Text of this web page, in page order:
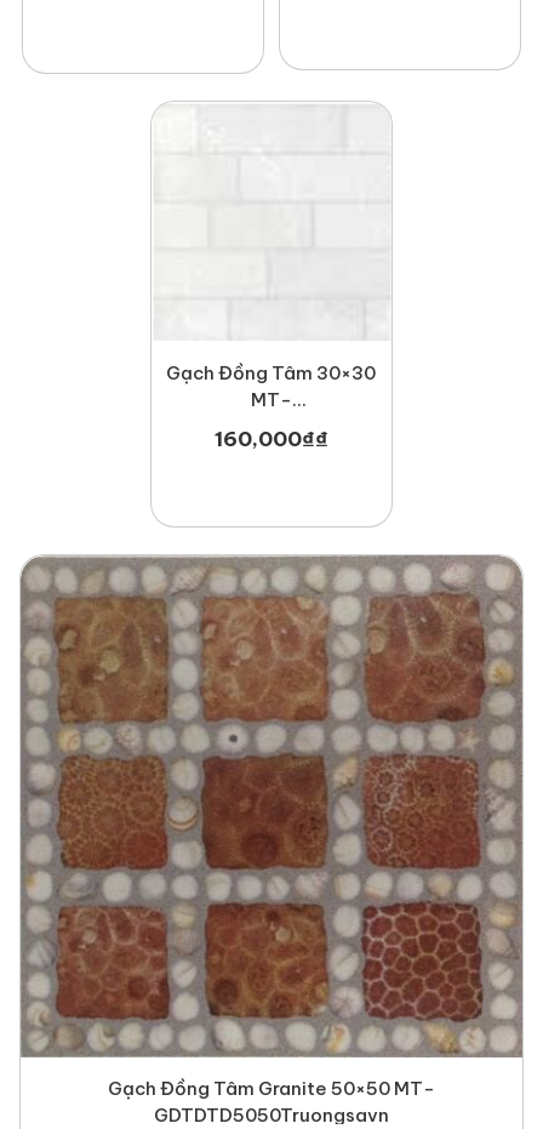
Gạch Đồng Tâm 30×30
MT-
GDT3030Hoada002
160,000₫₫
Gạch Đồng Tâm Granite 50×50 MT-
GDTDTD5050Truongsavn